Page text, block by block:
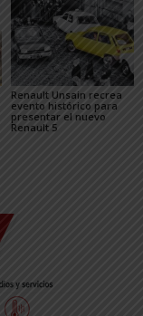
Renault Unsain recrea
evento histórico para
presentar el nuevo
Renault 5